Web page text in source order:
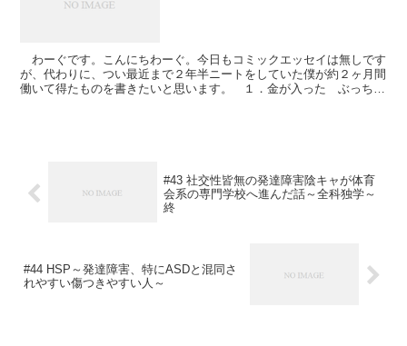
わーぐです。こんにちわーぐ。今日もコミックエッセイは無しです
が、代わりに、つい最近まで２年半ニートをしていた僕が約２ヶ月間
働いて得たものを書きたいと思います。 １．金が入った ぶっちゃ
#43 社交性皆無の発達障害陰キャが体育
会系の専門学校へ進んだ話～全科独学～
終
#44 HSP～発達障害、特にASDと混同さ
れやすい傷つきやすい人～